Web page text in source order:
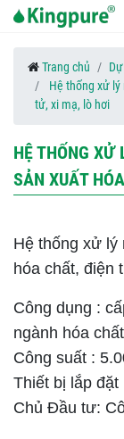
Trang chủ
Hệ thống xử lý
tử, xi mạ, lò hơi
HỆ THỐNG XỬ
SẢN XUẤT
Hệ thống xử lý
hóa chất, điện
Công dụng :
ngành hóa chất
Công suất :
Thiết bị lắp đặt
Chủ Đầu tư: